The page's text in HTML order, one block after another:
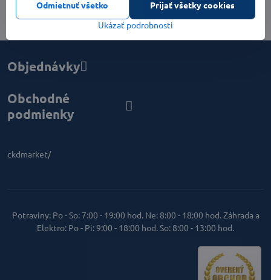
Do košíka Do košíka
Objednávky
Obchodné
podmienky
ckdmarket/
Potraviny: Po - So: 7:00 - 19:00 hod. Ne: 8:00 - 18:00 hod. Záhrada a
Elektro: Po - Pi: 9:00 - 18:00 hod. So: 8:00 - 13:00 hod.
Ukázať podrobnosti
Prijať všetky cookies
Odmietnuť všetko